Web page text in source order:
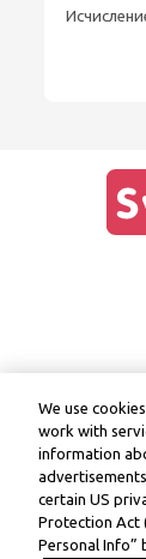
We use
work with
information
certain US
Protection Act
Personal Info”